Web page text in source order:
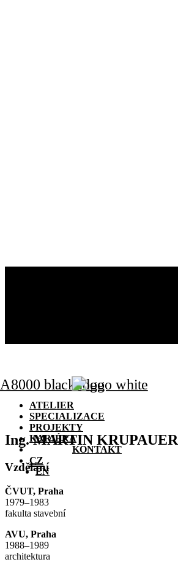
ATELIER
SPECIALIZACE
PROJEKTY
KARIÉRA
KONTAKT
CZ
EN
Ing. MARTIN KRUPAUER
Vzdělání
ČVUT, Praha
1979–1983
fakulta stavební
AVU, Praha
1988–1989
architektura